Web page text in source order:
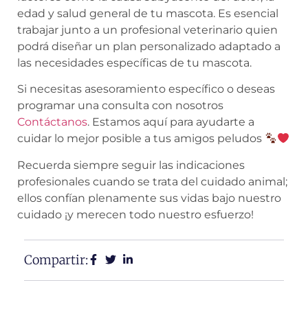
edad y salud general de tu mascota. Es esencial
trabajar junto a un profesional veterinario quien
podrá diseñar un plan personalizado adaptado a
las necesidades específicas de tu mascota.
Si necesitas asesoramiento específico o deseas
programar una consulta con nosotros
Contáctanos. Estamos aquí para ayudarte a
cuidar lo mejor posible a tus amigos peludos
Recuerda siempre seguir las indicaciones
profesionales cuando se trata del cuidado animal;
ellos confían plenamente sus vidas bajo nuestro
cuidado ¡y merecen todo nuestro esfuerzo!
Compartir: